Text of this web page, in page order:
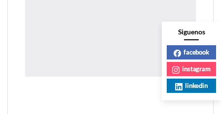
Siguenos
facebook
instagram
linkedin